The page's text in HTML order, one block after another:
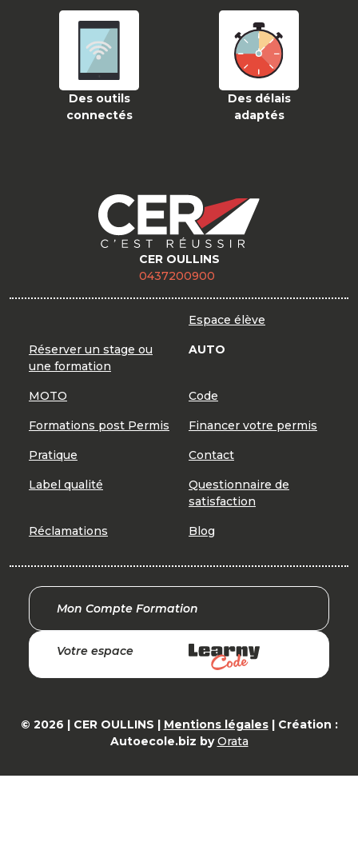
Des outils
connectés
Des délais
adaptés
CER OULLINS
0437200900
Espace élève
Réserver un stage ou
une formation
AUTO
MOTO Code
Formations post Permis Financer votre permis
Pratique Contact
Label qualité
Questionnaire de
satisfaction
Réclamations Blog
Mon Compte Formation
Votre espace
© 2026 | CER OULLINS | Mentions légales| Création :
Autoecole.biz byOrata